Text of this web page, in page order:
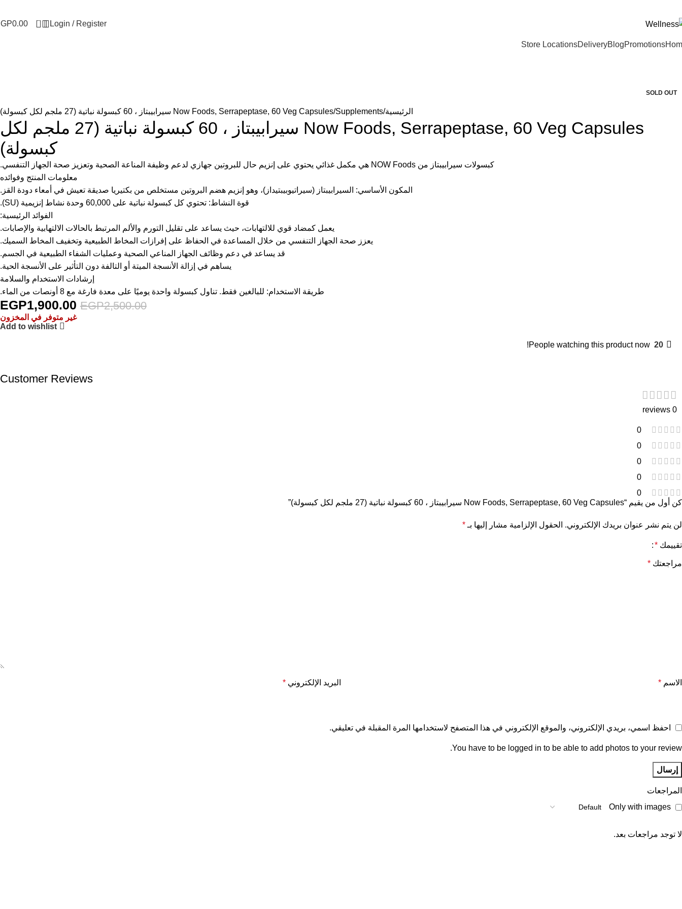
Login / Register
0
0.00
Promotions
Blog
Delivery
Store Locations
SOLD OUT
الرئيسية Supplements Now Foods, Serrapeptase, 60 Veg Capsules سيرابيبتاز ، 60 كبسولة نباتية (27 ملجم لكل كبسولة)
Now Foods, Serrapeptase, 60 Veg Capsules سيرابيبتاز ، 60 كبسولة نباتية (27 ملجم لكل
كبسولة)
كبسولات سيرابيبتاز من NOW Foods هي مكمل غذائي يحتوي على إنزيم حال للبروتين جهازي لدعم وظيفة المناعة الصحية وتعزيز صحة الجهاز التنفسي.
معلومات المنتج وفوائده
المكون الأساسي: السيرابيبتاز (سيراتيوبيبتيداز)، وهو إنزيم هضم البروتين مستخلص من بكتيريا صديقة تعيش في أمعاء دودة القز.
قوة النشاط: تحتوي كل كبسولة نباتية على 60,000 وحدة نشاط إنزيمية (SU).
الفوائد الرئيسية:
يعمل كمضاد قوي للالتهابات، حيث يساعد على تقليل التورم والألم المرتبط بالحالات الالتهابية والإصابات.
يعزز صحة الجهاز التنفسي من خلال المساعدة في الحفاظ على إفرازات المخاط الطبيعية وتخفيف المخاط السميك.
قد يساعد في دعم وظائف الجهاز المناعي الصحية وعمليات الشفاء الطبيعية في الجسم.
يساهم في إزالة الأنسجة الميتة أو التالفة دون التأثير على الأنسجة الحية.
إرشادات الاستخدام والسلامة
طريقة الاستخدام: للبالغين فقط. تناول كبسولة واحدة يوميًا على معدة فارغة مع 8 أونصات من الماء.
EGP2,500.00
EGP1,900.00
غير متوفر في المخزون
Add to wishlist
20
People watching this product now!
Customer Reviews
0 reviews
0
0
0
0
0
المراجعات
Only with images
لا توجد مراجعات بعد.
كن أول من يقيم “Now Foods, Serrapeptase, 60 Veg Capsules سيرابيبتاز ، 60 كبسولة نباتية (27 ملجم لكل كبسولة)”
لن يتم نشر عنوان بريدك الإلكتروني. الحقول الإلزامية مشار إليها بـ *
تقييمك *
مراجعتك *
الاسم * البريد الإلكتروني *
احفظ اسمي، بريدي الإلكتروني، والموقع الإلكتروني في هذا المتصفح لاستخدامها المرة المقبلة في تعليقي.
You have to be logged in to be able to add photos to your review.